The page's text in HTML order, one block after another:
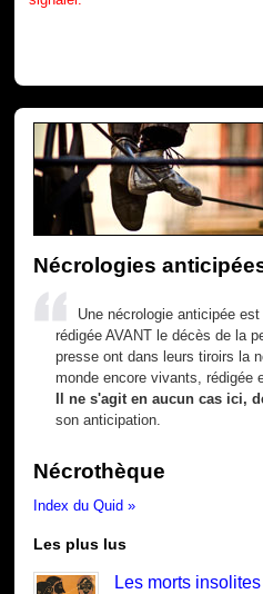
Nécrologies
Une nécrologie anticipée
rédigée AVANT le décès de la
presse ont dans leurs tiroirs la
monde encore vivants, rédigée
Il ne s'agit en aucun cas ici,
son anticipation.
Nécrothèque
Index du Quid »
Les plus lus
Les morts